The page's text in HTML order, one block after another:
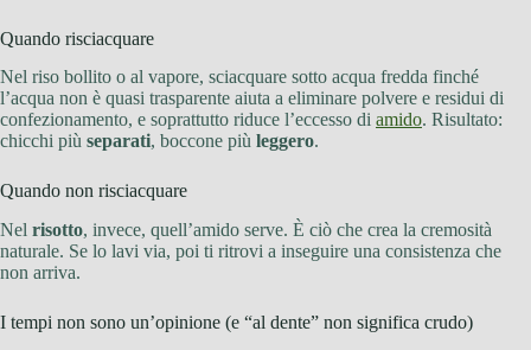
Quando risciacquare
Nel riso bollito o al vapore, sciacquare sotto acqua fredda finché
l’acqua non è quasi trasparente aiuta a eliminare polvere e residui di
confezionamento, e soprattutto riduce l’eccesso di amido. Risultato:
chicchi più separati, boccone più leggero.
Quando non risciacquare
Nel risotto, invece, quell’amido serve. È ciò che crea la cremosità
naturale. Se lo lavi via, poi ti ritrovi a inseguire una consistenza che
non arriva.
I tempi non sono un’opinione (e “al dente” non significa crudo)